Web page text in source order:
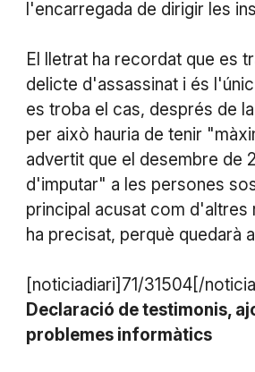
l'encarregada de dirigir les
El lletrat ha recordat que es
delicte d'assassinat i és
es troba el cas, després de
per això hauria de tenir
advertit que el desembre de
d'imputar" a les persones
principal acusat com d'altres
ha precisat, perquè quedarà
[noticiadiari]71/31504[/
Declaració de testimonis,
problemes informàtics